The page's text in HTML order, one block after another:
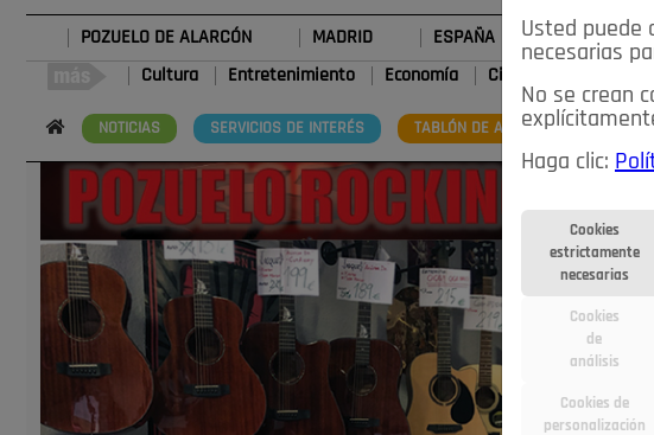
POZUELO DE ALARCÓN MADRID ESPAÑA DEPORTES
Cultura Entretenimiento Economía Ciencia&Tecnología
NOTICIAS SERVICIOS DE INTERÉS TABLÓN DE ANUNCIOS MIS
Usted puede
necesarias
No se crean
Haga clic:
Cookies
estrictamente
necesarias
Cookies
de
análisis
Cookies de
personalización